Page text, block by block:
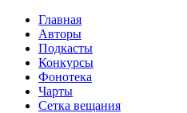
Главная
Авторы
Подкасты
Конкурсы
Фонотека
Чарты
Сетка вещания